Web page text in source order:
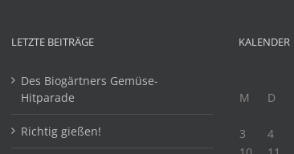
LETZTE BEITRÄGE
Des Biogärtners Gemüse-
Hitparade
Richtig gießen!
KALENDER
M
D
3
4